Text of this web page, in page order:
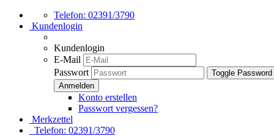
Telefon: 02391/3790
Kundenlogin
Kundenlogin
E-Mail
Passwort
Toggle
Konto erstellen
Passwort vergessen?
Merkzettel
Telefon: 02391/3790